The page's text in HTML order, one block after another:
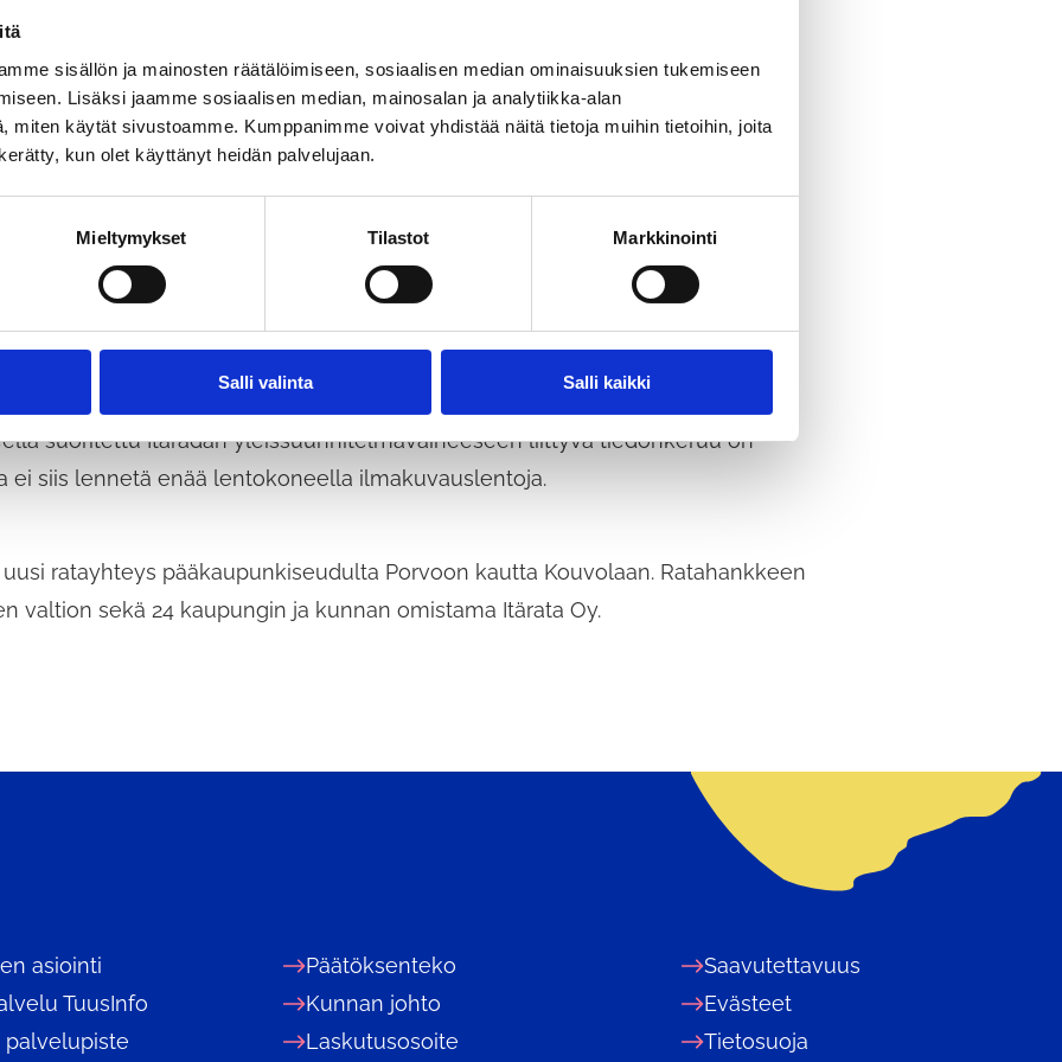
sisällön ja mainosten räätälöimiseen, sosiaalisen median ominaisuuksien tukemiseen
Lisäksi jaamme sosiaalisen median, mainosalan ja analytiikka-alan
miten käytät sivustoamme. Kumppanimme voivat yhdistää näitä tietoja muihin tietoihin, joita
kun olet käyttänyt heidän palvelujaan.
Mieltymykset Tilastot Markkinointi
Salli valinta Salli kaikki
mistä aiheutuu lähialueelle melua. Mittausperustaa rakennettaessa
kanssa. Nyt tehtävillä tutkimuksilla kerätään lähtöaineistoa
maanomistajiin vähintään kaksi viikkoa ennen tutkimusten
Maanomistajat voivat olla myös itse yhteydessä hankkeessa
heillä on ilmoitettavaa omiin kiinteistöihinsä kohdistuvista maastotöistä.
olevan maastotöiden yhteydenottolomakkeen kautta.
suoritettu Itäradan yleissuunnitelmavaiheeseen liittyvä tiedonkeruu on
ei siis lennetä enää lentokoneella ilmakuvauslentoja.
ratayhteys pääkaupunkiseudulta Porvoon kautta Kouvolaan. Ratahankkeen
valtion sekä 24 kaupungin ja kunnan omistama Itärata Oy.
asiointi
TuusInfo
palvelupiste
Päätöksenteko
Kunnan johto
Laskutusosoite
Saavutettavuus
Evästeet
Tietosuoja